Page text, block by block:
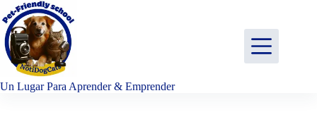
Saltar
al
contenido
Un Lugar Para Aprender & Emprender